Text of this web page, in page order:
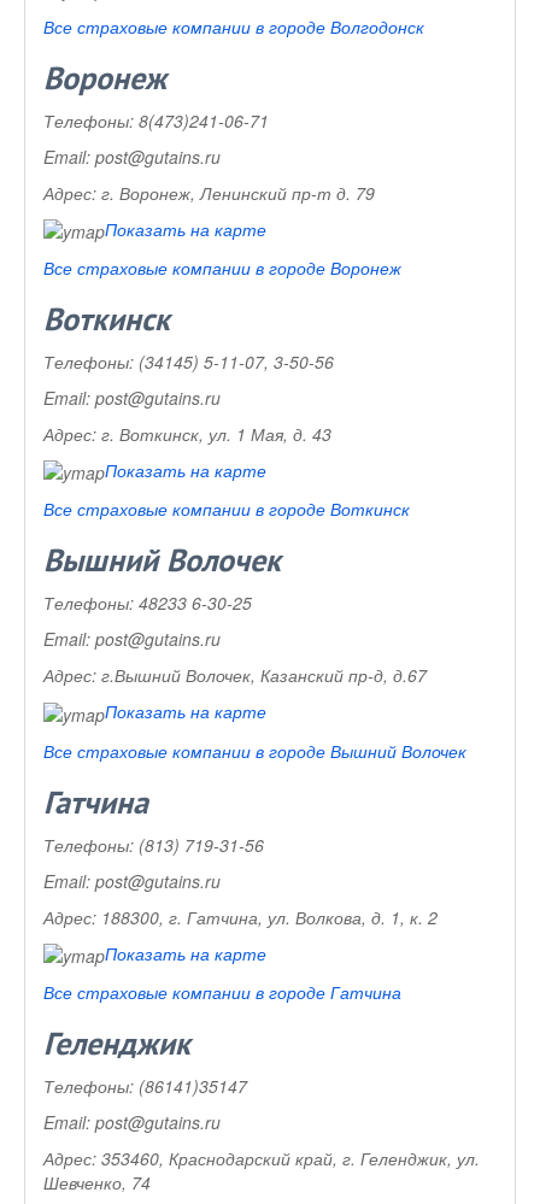
Все страховые компании в городе Волгодонск
Воронеж
Телефоны: 8(473)241-06-71
Email: post@gutains.ru
Адрес: г. Воронеж, Ленинский пр-т д. 79
Показать на карте
Все страховые компании в городе Воронеж
Воткинск
Телефоны: (34145) 5-11-07, 3-50-56
Email: post@gutains.ru
Адрес: г. Воткинск, ул. 1 Мая, д. 43
Показать на карте
Все страховые компании в городе Воткинск
Вышний Волочек
Телефоны: 48233 6-30-25
Email: post@gutains.ru
Адрес: г.Вышний Волочек, Казанский пр-д, д.67
Показать на карте
Все страховые компании в городе Вышний Волочек
Гатчина
Телефоны: (813) 719-31-56
Email: post@gutains.ru
Адрес: 188300, г. Гатчина, ул. Волкова, д. 1, к. 2
Показать на карте
Все страховые компании в городе Гатчина
Геленджик
Телефоны: (86141)35147
Email: post@gutains.ru
Адрес: 353460, Краснодарский край, г. Геленджик, ул.
Шевченко, 74